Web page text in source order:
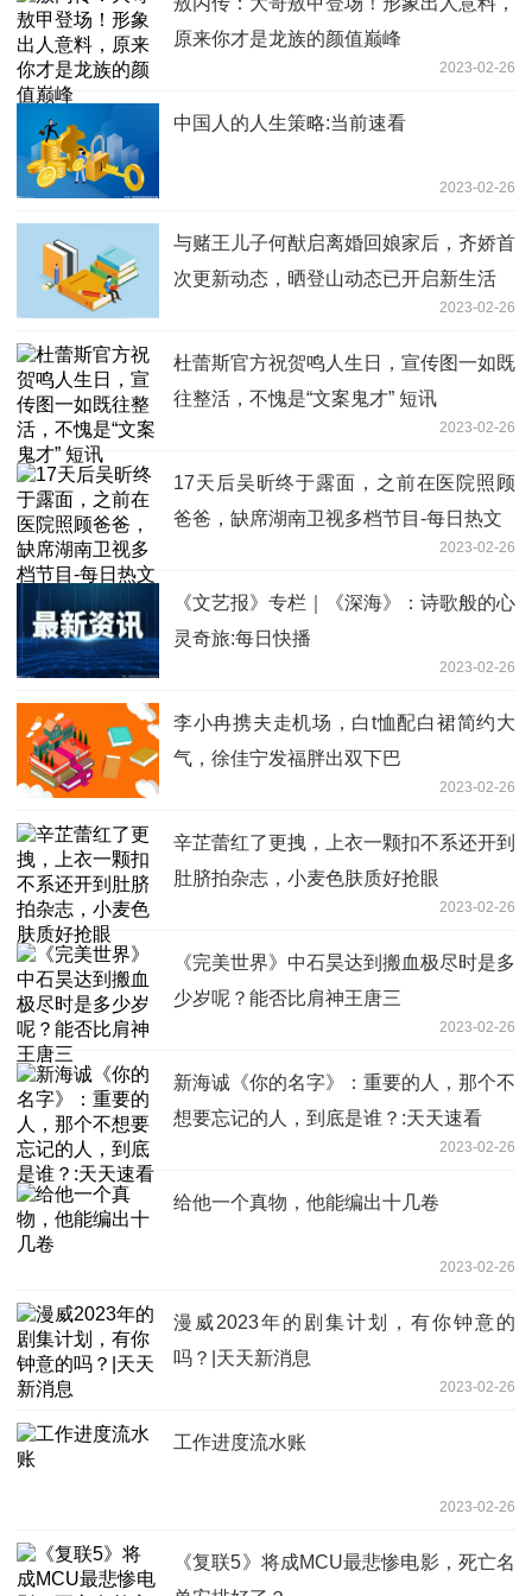
原来你才是龙族的颜值巅峰
2023-02-26
中国人的人生策略:当前速看
2023-02-26
与赌王儿子何猷启离婚回娘家后，齐娇首
次更新动态，晒登山动态已开启新生活
2023-02-26
杜蕾斯官方祝贺鸣人生日，宣传图一如既
往整活，不愧是“文案鬼才” 短讯
2023-02-26
17天后吴昕终于露面，之前在医院照顾
爸爸，缺席湖南卫视多档节目-每日热文
2023-02-26
《文艺报》专栏｜《深海》：诗歌般的心
灵奇旅:每日快播
2023-02-26
李小冉携夫走机场，白t恤配白裙简约大
气，徐佳宁发福胖出双下巴
2023-02-26
辛芷蕾红了更拽，上衣一颗扣不系还开到
肚脐拍杂志，小麦色肤质好抢眼
2023-02-26
《完美世界》中石昊达到搬血极尽时是多
少岁呢？能否比肩神王唐三
2023-02-26
新海诚《你的名字》：重要的人，那个不
想要忘记的人，到底是谁？:天天速看
2023-02-26
给他一个真物，他能编出十几卷
2023-02-26
漫威2023年的剧集计划，有你钟意的
吗？|天天新消息
2023-02-26
工作进度流水账
2023-02-26
《复联5》将成MCU最悲惨电影，死亡名